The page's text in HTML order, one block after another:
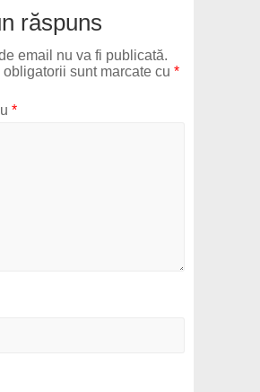
răspuns
email nu va fi publicată.
sunt marcate cu *
*